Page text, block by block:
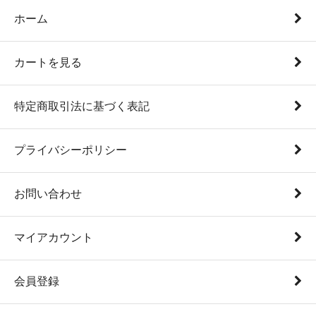
ホーム
カートを見る
特定商取引法に基づく表記
プライバシーポリシー
お問い合わせ
マイアカウント
会員登録